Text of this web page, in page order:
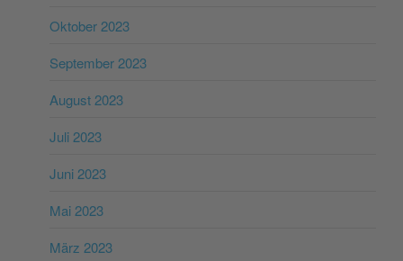
Oktober 2023
September 2023
August 2023
Juli 2023
Juni 2023
Mai 2023
März 2023